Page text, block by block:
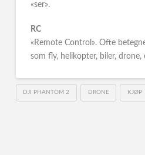
«ser».
RC
«Remote Control». Ofte
som fly, helikopter, biler, drone,
DJI PHANTOM 2 DRONE KJØP